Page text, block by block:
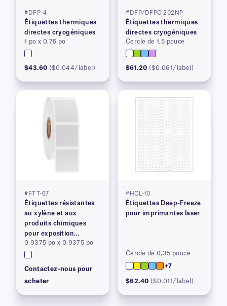
#DFP-4
Étiquettes thermiques
directes cryogéniques
1 po x 0,75 po
$43.60 ($0.044/label)
#DFP/DFPC-202NP
Étiquettes thermiques
directes cryogéniques
Cercle de 1,5 pouce
$61.20 ($0.061/label)
#FTT-67
Étiquettes résistantes
au xylène et aux
produits chimiques
pour exposition
prolongée
0,9375 po x 0,9375 po
Contactez-nous pour
acheter
#HCL-10
Étiquettes Deep-Freeze
pour imprimantes laser
Cercle de 0,35 pouce
+7
$62.40 ($0.011/label)